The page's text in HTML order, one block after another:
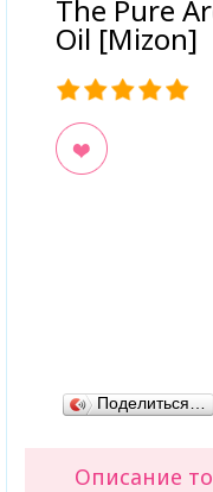
The Pure
Oil [Mizon]
Поделиться…
Описание